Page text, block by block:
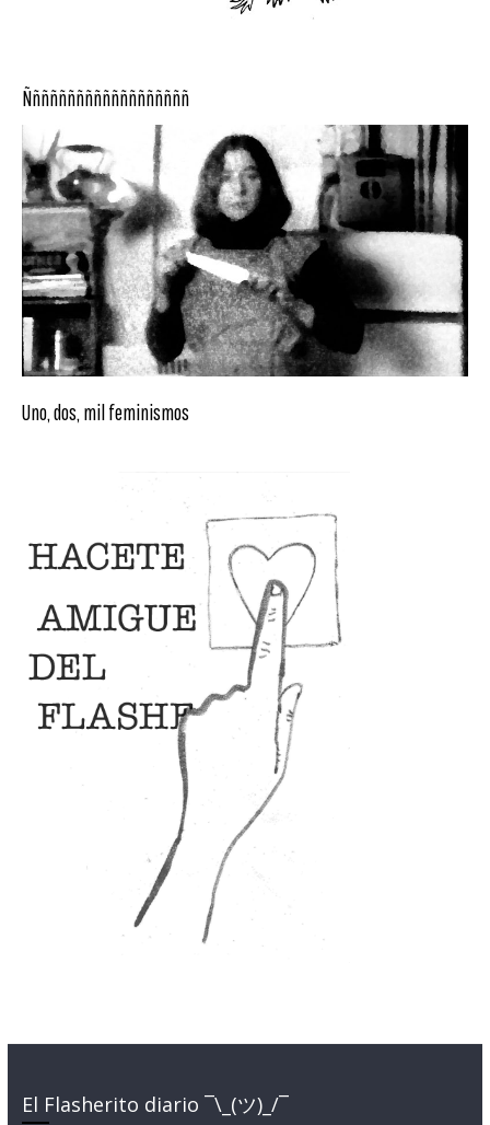
Ñññññññññññññññññññ
Uno, dos, mil feminismos
El Flasherito diario ¯\_(ツ)_/¯